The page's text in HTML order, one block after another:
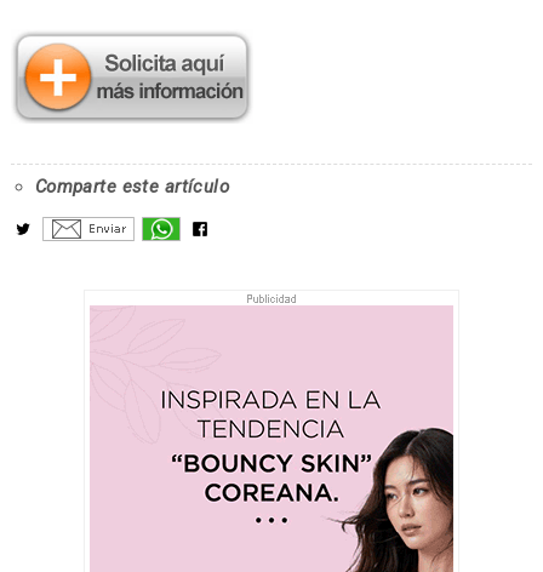
Comparte este artículo